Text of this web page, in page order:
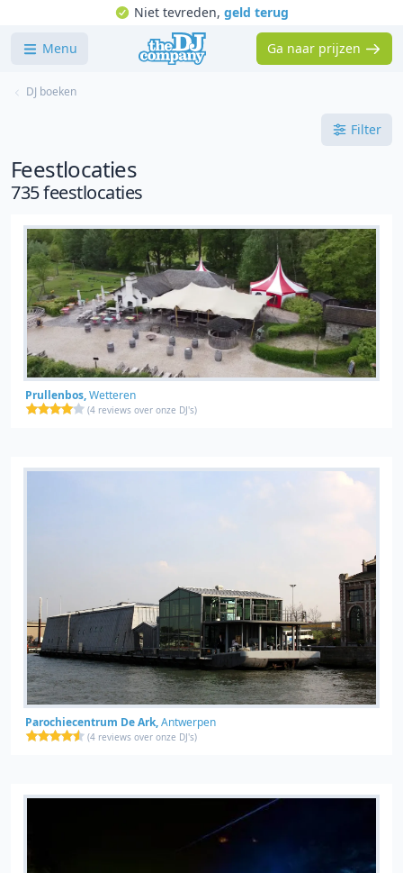
Niet tevreden, geld terug
Menu Ga naar prijzen
DJ boeken
Filter
Feestlocaties
735 feestlocaties
Prullenbos,Wetteren
(4 reviews over onze DJ's)
Parochiecentrum De Ark,Antwerpen
(4 reviews over onze DJ's)